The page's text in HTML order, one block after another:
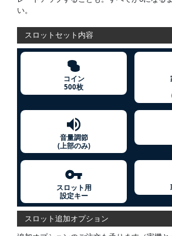
い。
スロットセット内容
コイン
500枚
音量調節
(上部のみ)
スロット用
設定キー
スロット追加オプション